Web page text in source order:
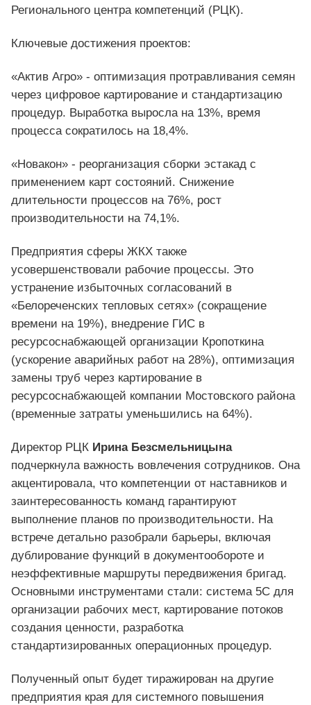
Регионального центра компетенций (РЦК).
Ключевые достижения проектов:
«Актив Агро» - оптимизация протравливания семян
через цифровое картирование и стандартизацию
процедур. Выработка выросла на 13%, время
процесса сократилось на 18,4%.
«Новакон» - реорганизация сборки эстакад с
применением карт состояний. Снижение
длительности процессов на 76%, рост
производительности на 74,1%.
Предприятия сферы ЖКХ также
усовершенствовали рабочие процессы. Это
устранение избыточных согласований в
«Белореченских тепловых сетях» (сокращение
времени на 19%), внедрение ГИС в
ресурсоснабжающей организации Кропоткина
(ускорение аварийных работ на 28%), оптимизация
замены труб через картирование в
ресурсоснабжающей компании Мостовского района
(временные затраты уменьшились на 64%).
Директор РЦК Ирина Безсмельницына
подчеркнула важность вовлечения сотрудников. Она
акцентировала, что компетенции от наставников и
заинтересованность команд гарантируют
выполнение планов по производительности. На
встрече детально разобрали барьеры, включая
дублирование функций в документообороте и
неэффективные маршруты передвижения бригад.
Основными инструментами стали: система 5С для
организации рабочих мест, картирование потоков
создания ценности, разработка
стандартизированных операционных процедур.
Полученный опыт будет тиражирован на другие
предприятия края для системного повышения